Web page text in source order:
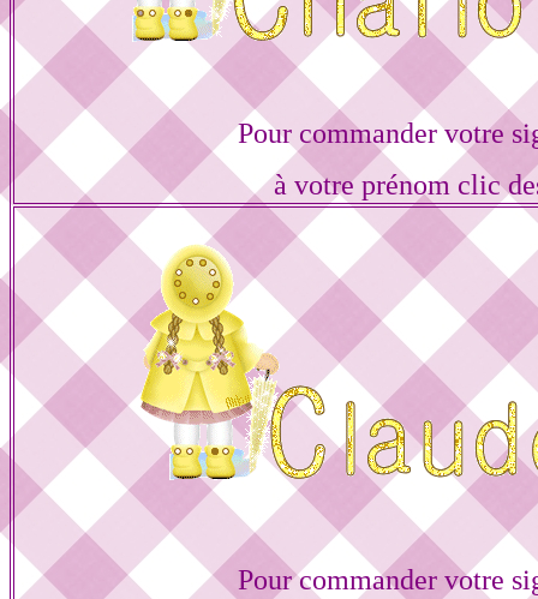
Pour commander votre
à votre prénom clic
Pour commander votre